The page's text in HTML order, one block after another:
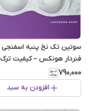
سوتین تک نخ پنبه اسفنجی
فنردار هونکس – کیفیت ترک
۷۹۰٬۰۰۰
افزودن به سبد